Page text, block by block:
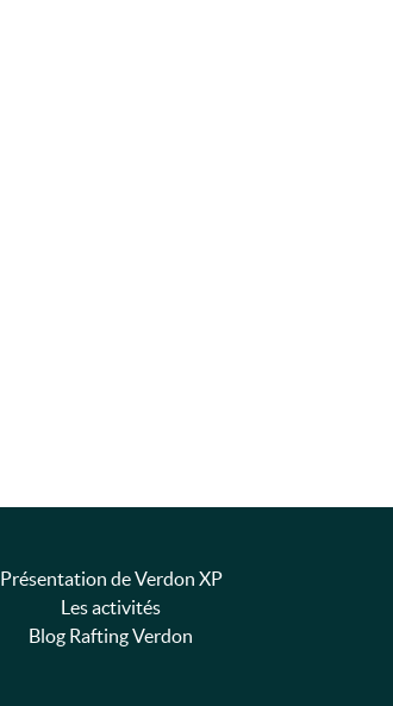
Présentation de Verdon XP
Les activités
Blog Rafting Verdon